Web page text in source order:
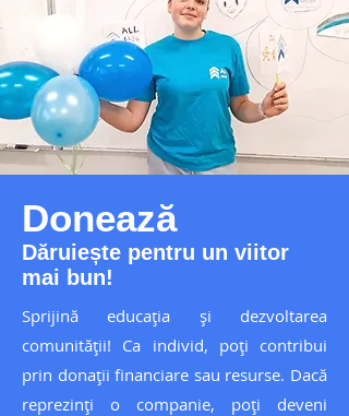
Donează
Dăruiește pentru un viitor
mai bun!
Sprijină educația și dezvoltarea
comunității! Ca individ, poți contribui
prin donații financiare sau resurse. Dacă
reprezinți o companie, poți deveni